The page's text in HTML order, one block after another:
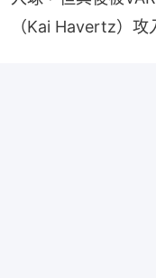
（Kai Havertz）